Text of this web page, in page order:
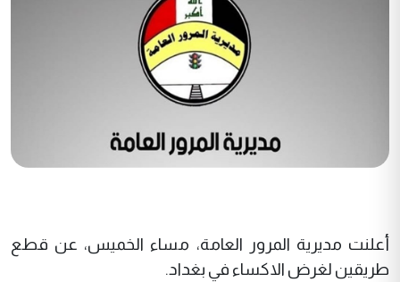
أعلنت مديرية المرور العامة، مساء الخميس، عن قطع
طريقين لغرض الاكساء في بغداد.